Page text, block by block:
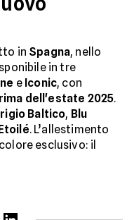
in Spagna, nello
in tre
e Iconic, con
dell'estate 2025.
Baltico, Blu
. L’allestimento
esclusivo: il